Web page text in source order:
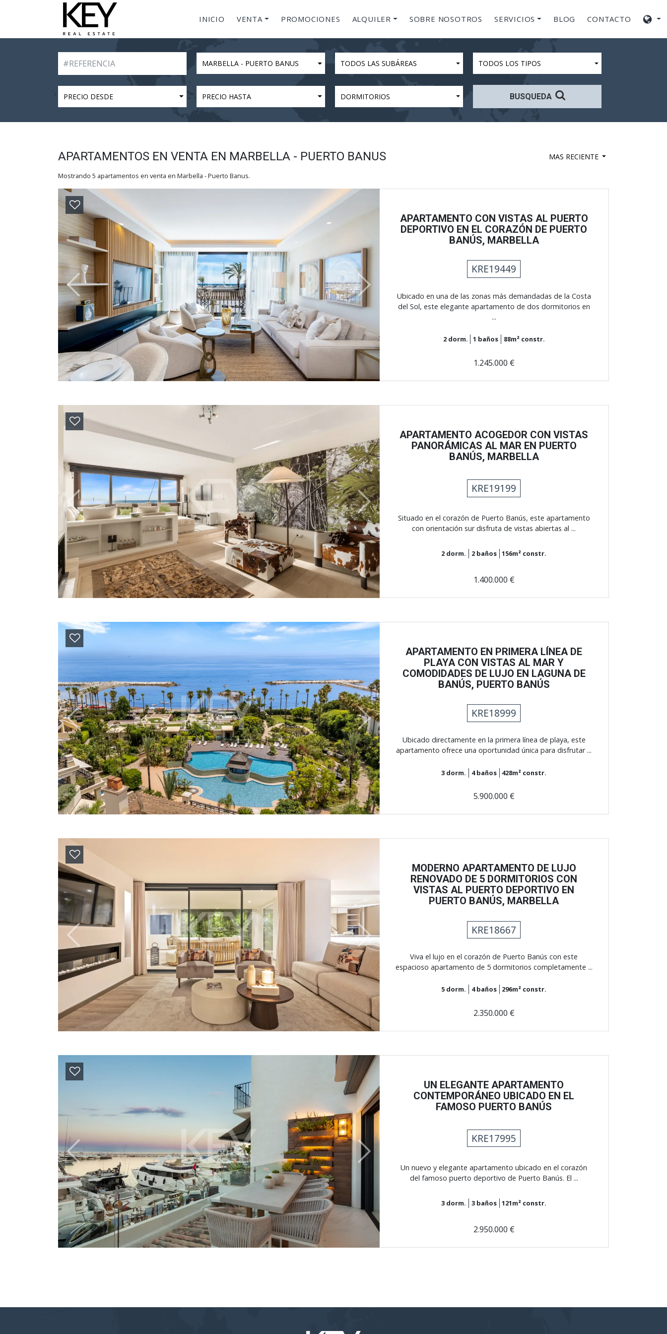
INICIO VENTA PROMOCIONES ALQUILER SOBRE NOSOTROS SERVICIOS BLOG CONTACTO
MARBELLA - PUERTO BANUS TODOS LAS SUBÁREAS TODOS LOS TIPOS
PRECIO DESDE PRECIO HASTA DORMITORIOS BUSQUEDA
APARTAMENTOS EN VENTA EN MARBELLA - PUERTO BANUS MAS RECIENTE
Mostrando 5 apartamentos en venta en Marbella - Puerto Banus.
Previous Next
APARTAMENTO CON VISTAS AL PUERTO
DEPORTIVO EN EL CORAZÓN DE PUERTO
BANÚS, MARBELLA
KRE19449
Ubicado en una de las zonas más demandadas de la Costa
del Sol, este elegante apartamento de dos dormitorios en
...
2 dorm. 1 baños 88m² constr.
1.245.000 €
Previous Next
APARTAMENTO ACOGEDOR CON VISTAS
PANORÁMICAS AL MAR EN PUERTO
BANÚS, MARBELLA
KRE19199
Situado en el corazón de Puerto Banús, este apartamento
con orientación sur disfruta de vistas abiertas al ...
2 dorm. 2 baños 156m² constr.
1.400.000 €
Previous Next
APARTAMENTO EN PRIMERA LÍNEA DE
PLAYA CON VISTAS AL MAR Y
COMODIDADES DE LUJO EN LAGUNA DE
BANÚS, PUERTO BANÚS
KRE18999
Ubicado directamente en la primera línea de playa, este
apartamento ofrece una oportunidad única para disfrutar ...
3 dorm. 4baños 428m² constr.
5.900.000 €
Previous Next
MODERNO APARTAMENTO DE LUJO
RENOVADO DE 5 DORMITORIOS CON
VISTAS AL PUERTO DEPORTIVO EN
PUERTO BANÚS, MARBELLA
KRE18667
Viva el lujo en el corazón de Puerto Banús con este
espacioso apartamento de 5 dormitorios completamente ...
5 dorm. 4baños 296m² constr.
2.350.000 €
Previous Next
UN ELEGANTE APARTAMENTO
CONTEMPORÁNEO UBICADO EN EL
FAMOSO PUERTO BANÚS
KRE17995
Un nuevo y elegante apartamento ubicado en el corazón
del famoso puerto deportivo de Puerto Banús. El ...
3 dorm. 3 baños 121m² constr.
2.950.000 €